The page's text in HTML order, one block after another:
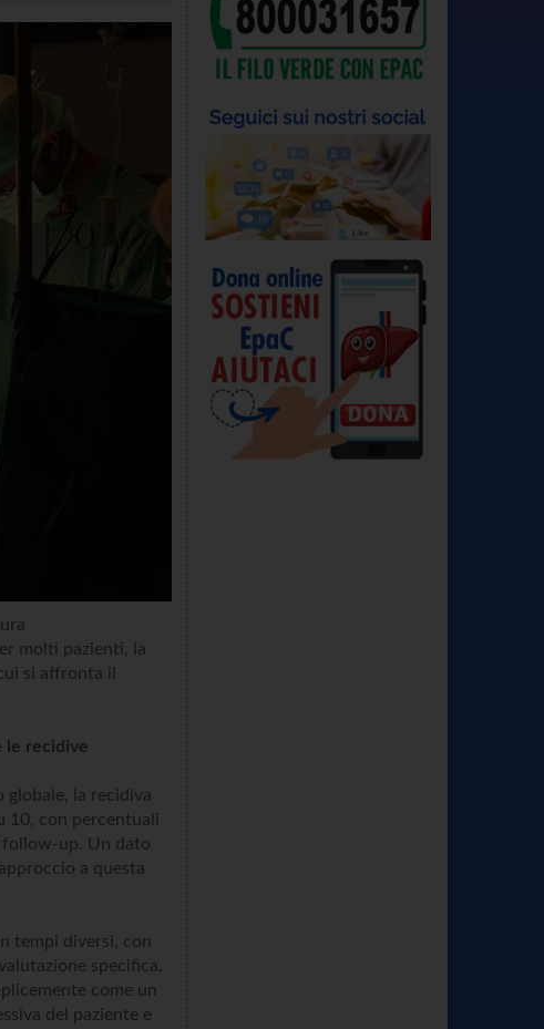
molti pazienti, la
si affronta il
le recidive
la recidiva
10, con percentuali
follow-up. Un dato
a questa
tempi diversi, con
specifica.
come un
del paziente e